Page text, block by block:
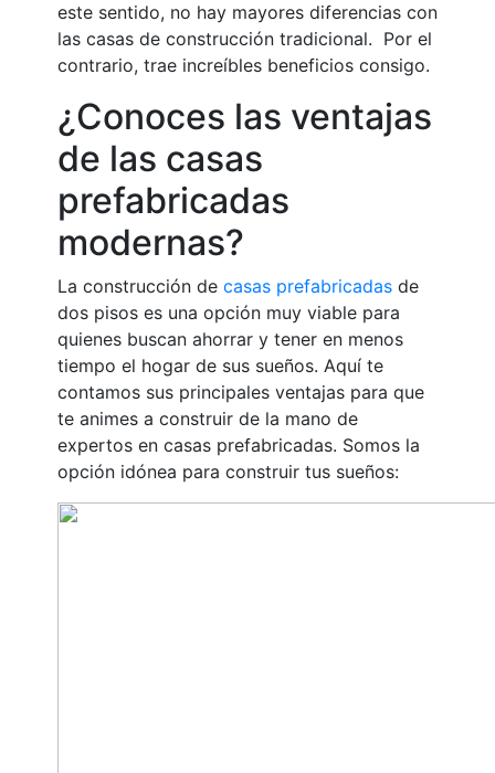
este sentido, no hay mayores diferencias con
las casas de construcción tradicional. Por el
contrario, trae increíbles beneficios consigo.
¿Conoces las ventajas
de las casas
prefabricadas
modernas?
La construcción de casas prefabricadasde
dos pisos es una opción muy viable para
quienes buscan ahorrar y tener en menos
tiempo el hogar de sus sueños. Aquí te
contamos sus principales ventajas para que
te animes a construir de la mano de
expertos en casas prefabricadas. Somos la
opción idónea para construir tus sueños: